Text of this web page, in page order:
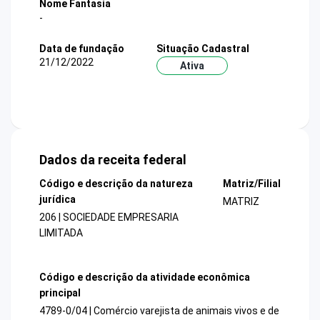
Nome Fantasia
-
Data de fundação
21/12/2022
Situação Cadastral
Ativa
Dados da receita federal
Código e descrição da natureza
jurídica
206 | SOCIEDADE EMPRESARIA
LIMITADA
Matriz/Filial
MATRIZ
Código e descrição da atividade econômica
principal
4789-0/04 | Comércio varejista de animais vivos e de